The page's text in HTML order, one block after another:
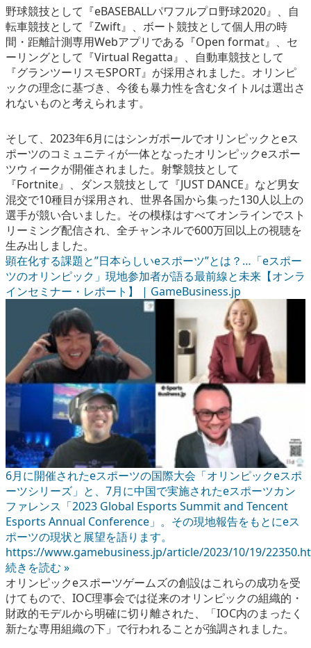
野球競技として『eBASEBALLパワフルプロ野球2020』、自
転車競技として『Zwift』、ボート競技として個人用の時
間・距離計測専用Webアプリである『Open format』、セ
ーリングとして『Virtual Regatta』、自動車競技として
『グランツーリスモSPORT』が採用されました。オリンピ
ックの理念に基づき、今後も暴力性を含むタイトルは選出さ
れないものと考えられます。
そして、2023年6月にはシンガポールでオリンピックとeス
ポーツのコミュニティが一体となったオリンピックeスポー
ツウィークが開催されました。射撃競技として
『Fortnite』、ダンス競技として『JUST DANCE』など男女
混交で10種目が採用され、世界各国から集った130人以上の
選手が競い合いました。その模様はすべてオンラインでスト
リーミング配信され、全チャンネルで600万回以上の視聴を
生み出しました。
顕在化する課題と”日本らしいeスポーツ”とは？…「eスポー
ツのオリンピック」現地参加者が語る最前線と未来【オンラ
インセミナー・レポート】 | GameBusiness.jp
6月に開催されたeスポーツの国際大会「オリンピックeスポ
ーツシリーズ」と、7月に中国で実施されたeスポーツカン
ファレンス「2023 Global Esports Summit and Tencent
Esports Annual Conference」。その現地報告をもとにeス
ポーツの現状と展望を語ります。
https://www.gamebusiness.jp/article/2023/10/19/
続きを読む »
オリンピックeスポーツゲームズの創設はこれらの成功を受
けてもので、IOC理事会では従来のオリンピックの組織的・
財政的モデルから明確に切り離された、「IOC内のまったく
新たな専用組織の下」で行われることが強調されました。